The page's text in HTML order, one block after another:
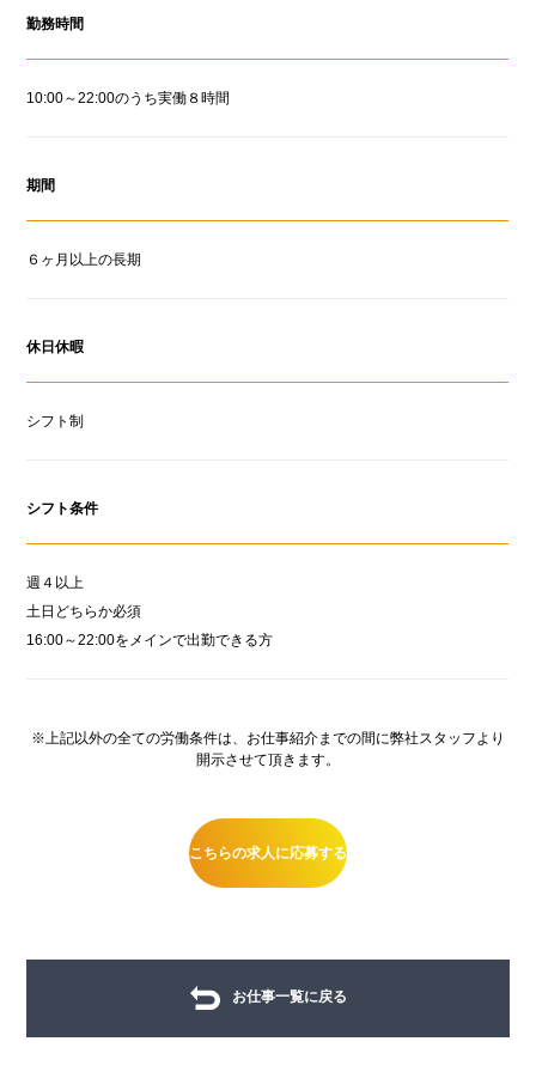
勤務時間
10:00～22:00のうち実働８時間
期間
６ヶ月以上の長期
休日休暇
シフト制
シフト条件
週４以上
土日どちらか必須
16:00～22:00をメインで出勤できる方
※上記以外の全ての労働条件は、お仕事紹介までの間に弊社スタッフより
開示させて頂きます。
こちらの求人に応募する
お仕事一覧に戻る